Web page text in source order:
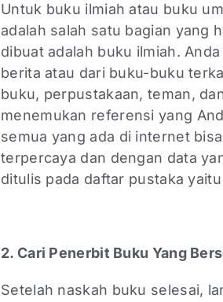
Untuk buku ilmiah atau buku
adalah salah satu bagian yang
dibuat adalah buku ilmiah.
berita atau dari buku-buku
buku, perpustakaan, teman,
menemukan referensi yang
semua yang ada di internet
terpercaya dan dengan data
ditulis pada daftar pustaka
2. Cari Penerbit Buku Yang
Setelah naskah buku selesai,